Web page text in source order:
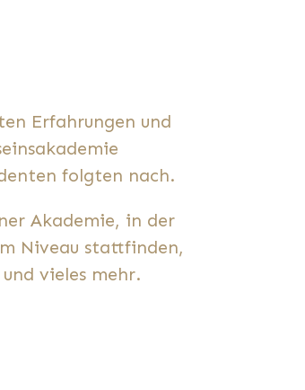
Erfahrungen und
folgten nach.
Akademie, in der
Niveau stattfinden,
vieles mehr.